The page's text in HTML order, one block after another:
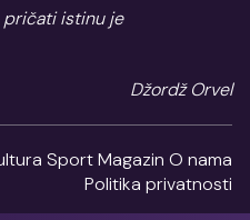
pričati istinu je
Džordž Orvel
SportMagazin O nama
Politika privatnosti